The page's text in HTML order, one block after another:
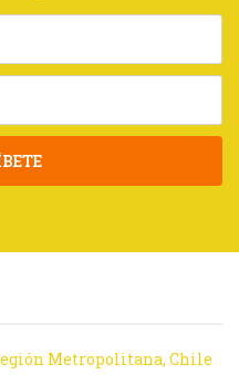
Metropolitana, Chile